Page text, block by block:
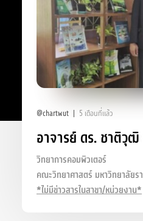
@chartwut 5 เดือนที่แล้ว
อาจารย์ ดร. ชาติวุ
วิทยาการคอมพิวเตอร์
คณะวิทยาศาสตร์ มหาวิทยาลัยร
*ไม่มีข่าวสารในสาขา/หน่วยงาน*